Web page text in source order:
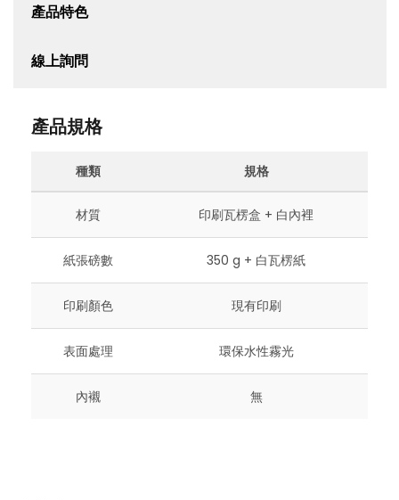
產品特色
線上詢問
產品規格
種類 規格
材質 印刷瓦楞盒 + 白內裡
紙張磅數 350 g + 白瓦楞紙
印刷顏色 現有印刷
表面處理 環保水性霧光
內襯 無